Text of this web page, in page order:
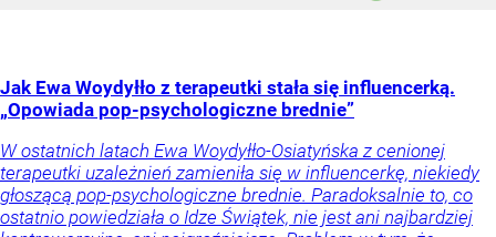
Jak Ewa Woydyłło z terapeutki stała się influencerką.
„Opowiada pop-psychologiczne brednie”
W ostatnich latach Ewa Woydyłło-Osiatyńska z cenionej
terapeutki uzależnień zamieniła się w influencerkę, niekiedy
głoszącą pop-psychologiczne brednie. Paradoksalnie to, co
ostatnio powiedziała o Idze Świątek, nie jest ani najbardziej